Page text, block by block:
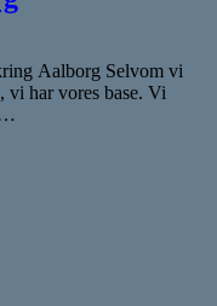
Aalborg Selvom vi
vi har vores base. Vi